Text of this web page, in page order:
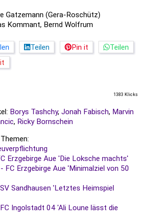
Gatzemann (Gera-Roschütz)
Kommant, Bernd Wolfrum
Teilen Pin it
Teilen
1383 Klicks
Borys Tashchy, Jonah Fabisch, Marvin
, Ricky Bornschein
Erzgebirge Aue 'Die Loksche machts'
FC Erzgebirge Aue 'Minimalziel von 50
Sandhausen 'Letztes Heimspiel
Ingolstadt 04 'Ali Loune lässt die